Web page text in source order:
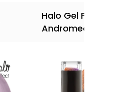
Halo Gel Polish 8ml
Andromeda